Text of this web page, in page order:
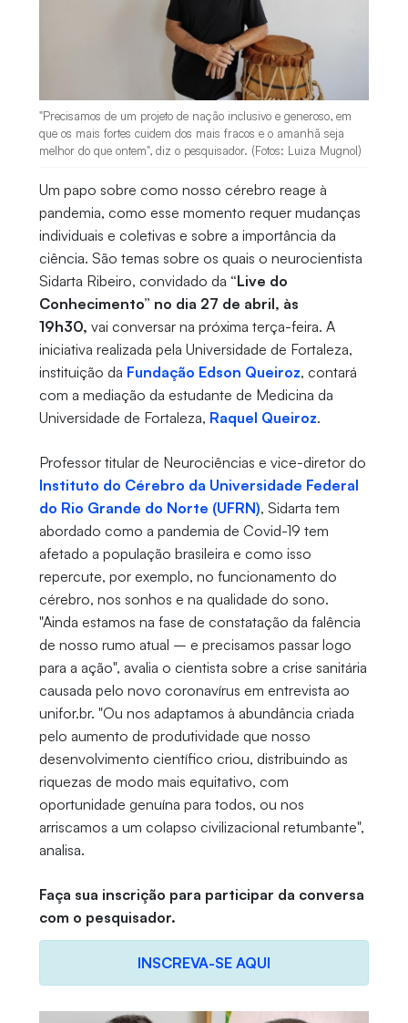
"Precisamos de um projeto de nação inclusivo e generoso, em
que os mais fortes cuidem dos mais fracos e o amanhã seja
melhor do que ontem", diz o pesquisador. (Fotos: Luiza Mugnol)
Um papo sobre como nosso cérebro reage à
pandemia, como esse momento requer mudanças
individuais e coletivas e sobre a importância da
ciência. São temas sobre os quais o neurocientista
Sidarta Ribeiro, convidado da “Live do
Conhecimento” no dia 27 de abril, às
19h30, vai conversar na próxima terça-feira. A
iniciativa realizada pela Universidade de Fortaleza,
instituição da Fundação Edson Queiroz, contará
com a mediação da estudante de Medicina da
Universidade de Fortaleza, Raquel Queiroz.
Professor titular de Neurociências e vice-diretor do
Instituto do Cérebro da Universidade Federal
do Rio Grande do Norte (UFRN), Sidarta tem
abordado como a pandemia de Covid-19 tem
afetado a população brasileira e como isso
repercute, por exemplo, no funcionamento do
cérebro, nos sonhos e na qualidade do sono.
"Ainda estamos na fase de constatação da falência
de nosso rumo atual – e precisamos passar logo
para a ação", avalia o cientista sobre a crise sanitária
causada pelo novo coronavírus em entrevista ao
unifor.br. "Ou nos adaptamos à abundância criada
pelo aumento de produtividade que nosso
desenvolvimento científico criou, distribuindo as
riquezas de modo mais equitativo, com
oportunidade genuína para todos, ou nos
arriscamos a um colapso civilizacional retumbante",
analisa.
Faça sua inscrição para participar da conversa
com o pesquisador.
INSCREVA-SE AQUI